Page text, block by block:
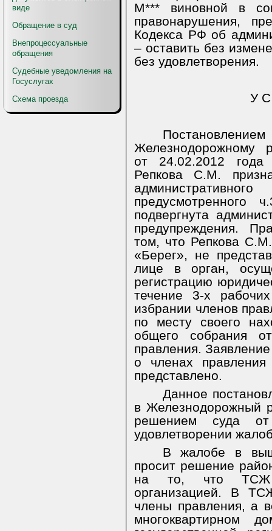
виде
Обращение в суд
Внепроцессуальные
обращения
Судебные уведомления на
Госуслугах
Схема проезда
М*** виновной в
правонарушения,
Кодекса РФ об
– оставить без
без удовлетворения.
У
Железнодорожному
от 24.02.2012
Репкова С.М.
подвергнута
предупреждения.
том, что Репкова
«Берег», не
лице в орган,
регистрацию
течение 3-х
избрании членов
по месту своего
общего собрания
правления.
о членах
представлено.
Данное
в Железнодорожный
решением суда
удовлетворении
В жалобе в
просит решение
на то, что ТСЖ
организацией. В
члены правления, а
многоквартирном